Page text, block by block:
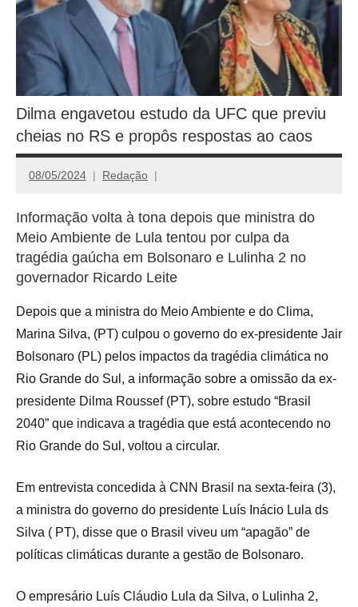
Dilma engavetou estudo da UFC que previu
cheias no RS e propôs respostas ao caos
08/05/2024 Redação
Informação volta à tona depois que ministra do
Meio Ambiente de Lula tentou por culpa da
tragédia gaúcha em Bolsonaro e Lulinha 2 no
governador Ricardo Leite
Depois que a ministra do Meio Ambiente e do Clima,
Marina Silva, (PT) culpou o governo do ex-presidente Jair
Bolsonaro (PL) pelos impactos da tragédia climática no
Rio Grande do Sul, a informação sobre a omissão da ex-
presidente Dilma Roussef (PT), sobre estudo “Brasil
2040” que indicava a tragédia que está acontecendo no
Rio Grande do Sul, voltou a circular.
Em entrevista concedida à CNN Brasil na sexta-feira (3),
a ministra do governo do presidente Luís Inácio Lula ds
Silva ( PT), disse que o Brasil viveu um “apagão” de
políticas climáticas durante a gestão de Bolsonaro.
O empresário Luís Cláudio Lula da Silva, o Lulinha 2,